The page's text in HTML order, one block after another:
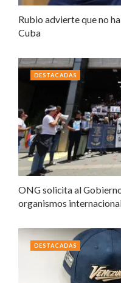
Rubio advierte que no
Cuba
ONG solicita al
organismos
DESTACADAS
DESTACADAS